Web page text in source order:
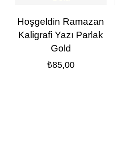
Hoşgeldin Ramazan
Kaligrafi Yazı Parlak
Gold
₺85,00